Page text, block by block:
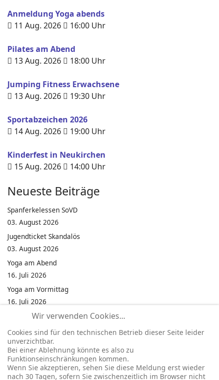
Anmeldung Yoga abends
11 Aug. 2026
16:00 Uhr
Pilates am Abend
13 Aug. 2026
18:00 Uhr
Jumping Fitness Erwachsene
13 Aug. 2026
19:30 Uhr
Sportabzeichen 2026
14 Aug. 2026
19:00 Uhr
Kinderfest in Neukirchen
15 Aug. 2026
14:00 Uhr
Neueste Beiträge
Spanferkelessen SoVD
03. August 2026
Jugendticket Skandalös
03. August 2026
Yoga am Abend
16. Juli 2026
Yoga am Vormittag
16. Juli 2026
Pilates am Abend
16. Juli 2026
Jumping Fitness Intervall
16. Juli 2026
Jumping Fitness Erwachsene
Wir verwenden Cookies...
Cookies sind für den technischen Betrieb dieser Seite leider
unverzichtbar.
Bei einer Ablehnung könnte es also zu
Funktionseinschränkungen kommen.
Wenn Sie akzeptieren, sehen Sie diese Meldung erst wieder
nach 30 Tagen, sofern Sie zwischenzeitlich im Browser nicht